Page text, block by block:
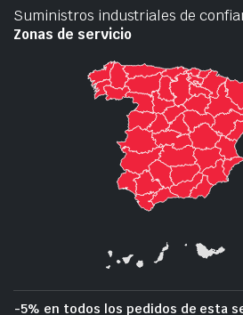
Suministros industriales de
Zonas de servicio
-5% en todos los pedidos de esta